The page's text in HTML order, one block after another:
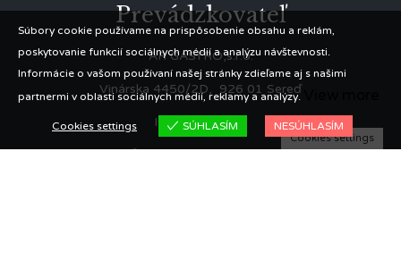
Prevádzkovateľ
AR GASTRO,s.r.o.
Vinárska 4450/2D, 926 01 Sereď
IČO: 56360223
Súbory cookie používame na prispôsobenie obsahu a reklám,
poskytovanie funkcií sociálnych médií a analýzu návštevnosti.
Informácie o vašom používaní našej stránky zdieľame aj s našimi
partnermi v oblasti sociálnych médií, reklamy a analýzy.
Cookies settings SÚHLASÍM NESÚHLASÍM
Cookies settings